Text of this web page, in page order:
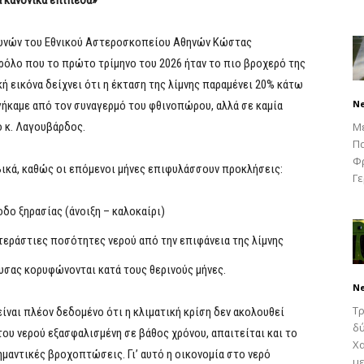
του Εθνικού Αστεροσκοπείου Αθηνών Κώστας
που το πρώτο τρίμηνο του 2026 ήταν το πιο βροχερό της
δείχνει ότι η έκταση της λίμνης παραμένει 20% κάτω
από τον συναγερμό του φθινοπώρου, αλλά σε καμία
κ. Λαγουβάρδος.
καθώς οι επόμενοι μήνες επιφυλάσσουν προκλήσεις:
ξηρασίας (άνοιξη – καλοκαίρι)
ποσότητες νερού από την επιφάνεια της λίμνης
κορυφώνονται κατά τους θερινούς μήνες.
πλέον δεδομένο ότι η κλιματική κρίση δεν ακολουθεί
νερού εξασφαλισμένη σε βάθος χρόνου, απαιτείται και το
βροχοπτώσεις. Γι’ αυτό η οικονομία στο νερό